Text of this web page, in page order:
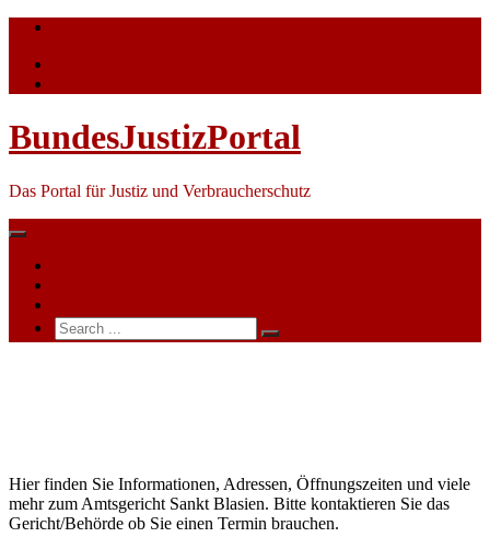
Skip
content
BundesJustizPortal
Das Portal für Justiz und Verbraucherschutz
Search
for:
Hier finden Sie Informationen, Adressen, Öffnungszeiten und viele
mehr zum Amtsgericht Sankt Blasien. Bitte kontaktieren Sie das
Gericht/Behörde ob Sie einen Termin brauchen.